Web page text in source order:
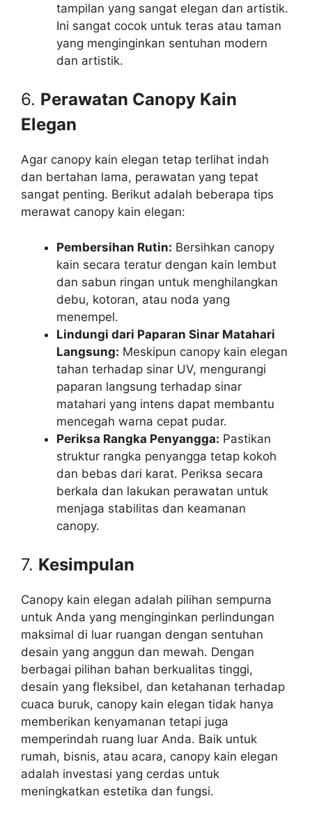
tampilan yang sangat elegan dan artistik.
Ini sangat cocok untuk teras atau taman
yang menginginkan sentuhan modern
dan artistik.
6. Perawatan Canopy Kain
Elegan
Agar canopy kain elegan tetap terlihat indah
dan bertahan lama, perawatan yang tepat
sangat penting. Berikut adalah beberapa tips
merawat canopy kain elegan:
Pembersihan Rutin: Bersihkan canopy
kain secara teratur dengan kain lembut
dan sabun ringan untuk menghilangkan
debu, kotoran, atau noda yang
menempel.
Lindungi dari Paparan Sinar Matahari
Langsung: Meskipun canopy kain elegan
tahan terhadap sinar UV, mengurangi
paparan langsung terhadap sinar
matahari yang intens dapat membantu
mencegah warna cepat pudar.
Periksa Rangka Penyangga: Pastikan
struktur rangka penyangga tetap kokoh
dan bebas dari karat. Periksa secara
berkala dan lakukan perawatan untuk
menjaga stabilitas dan keamanan
canopy.
7. Kesimpulan
Canopy kain elegan adalah pilihan sempurna
untuk Anda yang menginginkan perlindungan
maksimal di luar ruangan dengan sentuhan
desain yang anggun dan mewah. Dengan
berbagai pilihan bahan berkualitas tinggi,
desain yang fleksibel, dan ketahanan terhadap
cuaca buruk, canopy kain elegan tidak hanya
memberikan kenyamanan tetapi juga
memperindah ruang luar Anda. Baik untuk
rumah, bisnis, atau acara, canopy kain elegan
adalah investasi yang cerdas untuk
meningkatkan estetika dan fungsi.